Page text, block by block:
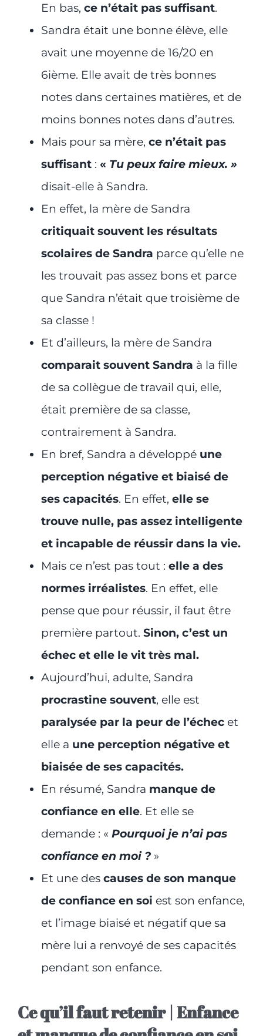
En bas, ce n’était pas suffisant.
Sandra était une bonne élève, elle
avait une moyenne de 16/20 en
6ième. Elle avait de très bonnes
notes dans certaines matières, et de
moins bonnes notes dans d’autres.
Mais pour sa mère, ce n’était pas
suffisant : « Tu peux faire mieux. »
disait-elle à Sandra.
En effet, la mère de Sandra
critiquait souvent les résultats
scolaires de Sandra parce qu’elle ne
les trouvait pas assez bons et parce
que Sandra n’était que troisième de
sa classe !
Et d’ailleurs, la mère de Sandra
comparait souvent Sandra à la fille
de sa collègue de travail qui, elle,
était première de sa classe,
contrairement à Sandra.
En bref, Sandra a développé une
perception négative et biaisé de
ses capacités. En effet, elle se
trouve nulle, pas assez intelligente
et incapable de réussir dans la vie.
Mais ce n’est pas tout : elle a des
normes irréalistes. En effet, elle
pense que pour réussir, il faut être
première partout. Sinon, c’est un
échec et elle le vit très mal.
Aujourd’hui, adulte, Sandra
procrastine souvent, elle est
paralysée par la peur de l’échec et
elle a une perception négative et
biaisée de ses capacités.
En résumé, Sandra manque de
confiance en elle. Et elle se
demande : « Pourquoi je n’ai pas
confiance en moi ?»
Et une des causes de son manque
de confiance en soi est son enfance,
et l’image biaisé et négatif que sa
mère lui a renvoyé de ses capacités
pendant son enfance.
Ce qu’il faut retenir | Enfance